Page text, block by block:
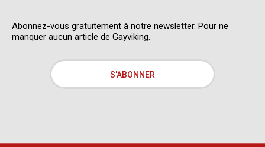
Abonnez-vous gratuitement à notre newsletter. Pour ne
manquer aucun article de Gayviking.
S'ABONNER